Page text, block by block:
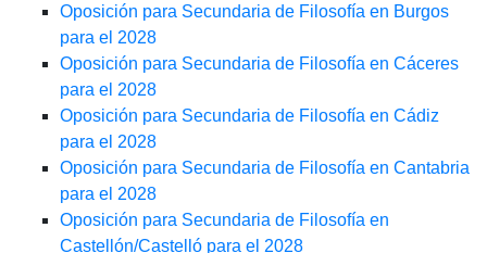
Oposición para Secundaria de Filosofía en Burgos
para el 2028
Oposición para Secundaria de Filosofía en Cáceres
para el 2028
Oposición para Secundaria de Filosofía en Cádiz
para el 2028
Oposición para Secundaria de Filosofía en Cantabria
para el 2028
Oposición para Secundaria de Filosofía en
Castellón/Castelló para el 2028